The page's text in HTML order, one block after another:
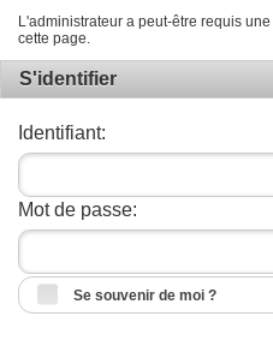
L'administrateur a peut-être requis une
cette page.
S'identifier
Identifiant:
Mot de passe:
Se souvenir de moi ?